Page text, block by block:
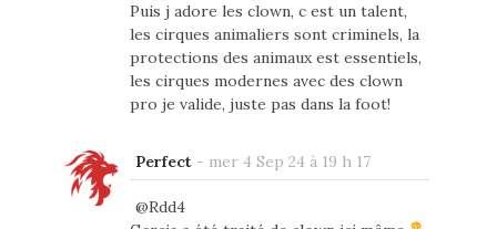
Puis j adore les clown, c est un talent,
les cirques animaliers sont criminels, la
protections des animaux est essentiels,
les cirques modernes avec des clown
pro je valide, juste pas dans la foot!
Perfect- mer 4 Sep 24 à 19 h 17
@Rdd4